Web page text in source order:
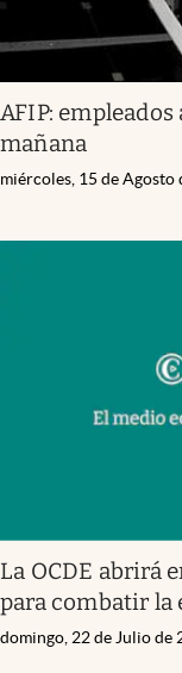
AFIP:
mañana
miércoles, 15 de Agosto
La OCDE abrirá
para combatir la
domingo, 22 de Julio de